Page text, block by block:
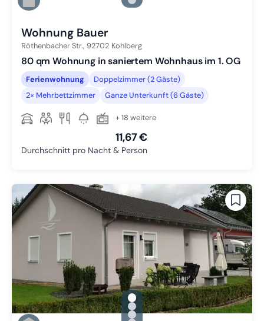
Zu Slide 4 wechseln
Wohnung Bauer
Röthenbacher Str., 92702 Kohlberg
80 qm Wohnung in saniertem Wohnhaus im 1. OG
Ferienwohnung
Doppelzimmer (2 Gäste)
2× Mehrbettzimmer
Ganze Unterkunft (6 Gäste)
+ 18 weitere
11,67 €
Durchschnitt pro Nacht & Person
gallery.slide_selector
Zu Slide 1 wechseln
Zu Slide 2 wechseln